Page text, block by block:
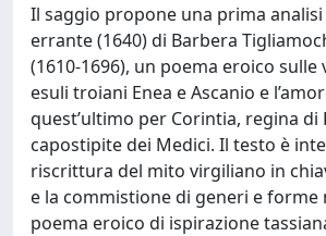
Il saggio propone una prima analisi
errante (1640) di Barbera
(1610-1696), un poema eroico sulle
esuli troiani Enea e Ascanio e
quest’ultimo per Corintia, regina di
capostipite dei Medici. Il testo è
riscrittura del mito virgiliano in
e la commistione di generi e forme
poema eroico di ispirazione